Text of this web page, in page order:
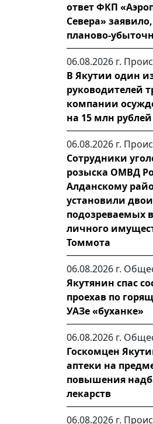
ответ ФКП
Севера»
планово-
06.08.2026 г.
В Якутии один
руководителей
компании
на 15 млн рублей
06.08.2026 г.
Сотрудники
розыска ОМВД
Алданскому
установили
подозреваемых
личного
Томмота
06.08.2026 г.
Якутянин спас
проехав по
УАЗе «буханке»
06.08.2026 г.
Госкомцен
аптеки на
повышения
лекарств
06.08.2026 г.